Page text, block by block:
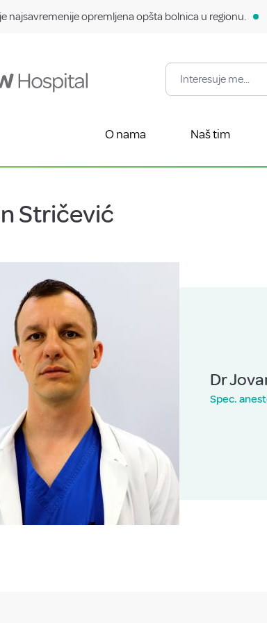
najsavremenije opremljena opšta bolnica u regionu.
O nama Naš tim
Stričević
Dr
Spec.